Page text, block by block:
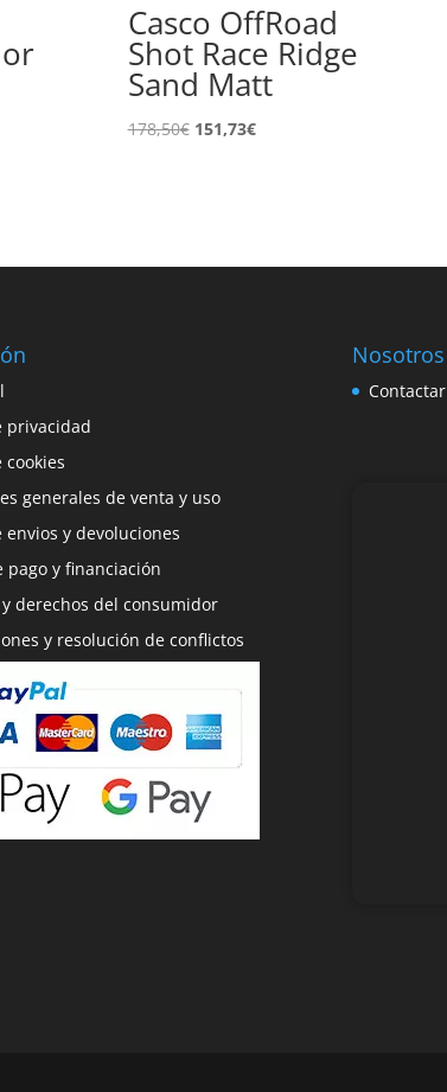
Casco OffRoad
Shot Race Ridge
Sand Matt
178,50€ El
151,73€El
privacidad
cookies
generales de venta y uso
envios y devoluciones
pago y financiación
derechos del consumidor
y resolución de conflictos
Nosotros
Contactar